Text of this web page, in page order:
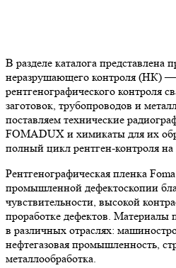
В разделе каталога представлена
неразрушающего контроля (НК) —
рентгенографического контроля
заготовок, трубопроводов и
поставляем технические
FOMADUX и химикаты для их
полный цикл рентген-контроля на
Рентгенографическая пленка
промышленной дефектоскопии
чувствительности, высокой
проработке дефектов. Материалы
в различных отраслях:
нефтегазовая промышленность,
металлообработка.